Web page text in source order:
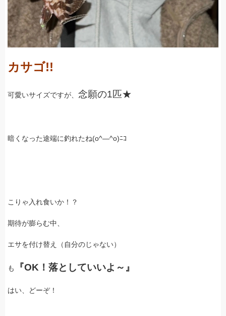
カサゴ!!
可愛いサイズですが、 念願の1匹★
暗くなった途端に釣れたね(o^―^o)ﾆｺ
こりゃ入れ食いか！？
期待が膨らむ中、
エサを付け替え（自分のじゃない）
も 『OK！落としていいよ～』
はい、どーぞ！